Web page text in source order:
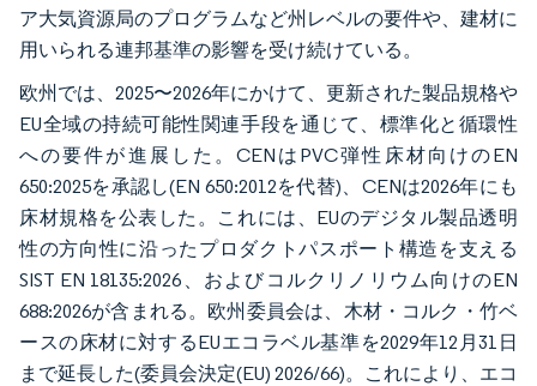
ア大気資源局のプログラムなど州レベルの要件や、建材に
用いられる連邦基準の影響を受け続けている。
欧州では、2025〜2026年にかけて、更新された製品規格や
EU全域の持続可能性関連手段を通じて、標準化と循環性
への要件が進展した。CENはPVC弾性床材向けのEN
650:2025を承認し(EN 650:2012を代替)、CENは2026年にも
床材規格を公表した。これには、EUのデジタル製品透明
性の方向性に沿ったプロダクトパスポート構造を支える
SIST EN 18135:2026、およびコルクリノリウム向けのEN
688:2026が含まれる。欧州委員会は、木材・コルク・竹ベ
ースの床材に対するEUエコラベル基準を2029年12月31日
まで延長した(委員会決定(EU) 2026/66)。これにより、エコ